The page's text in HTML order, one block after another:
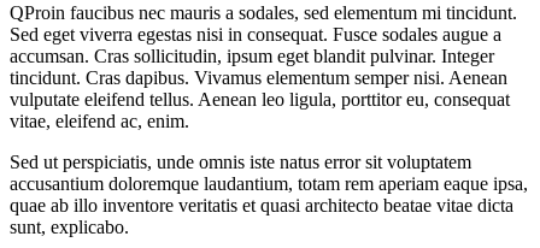
QProin faucibus nec mauris a sodales, sed elementum mi tincidunt.
Sed eget viverra egestas nisi in consequat. Fusce sodales augue a
accumsan. Cras sollicitudin, ipsum eget blandit pulvinar. Integer
tincidunt. Cras dapibus. Vivamus elementum semper nisi. Aenean
vulputate eleifend tellus. Aenean leo ligula, porttitor eu, consequat
vitae, eleifend ac, enim.
Sed ut perspiciatis, unde omnis iste natus error sit voluptatem
accusantium doloremque laudantium, totam rem aperiam eaque ipsa,
quae ab illo inventore veritatis et quasi architecto beatae vitae dicta
sunt, explicabo.